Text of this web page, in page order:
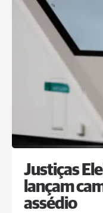
Justiças
lançam
assédio